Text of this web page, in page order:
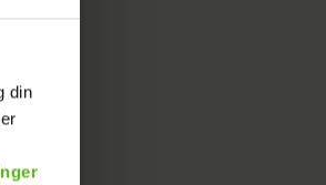
din